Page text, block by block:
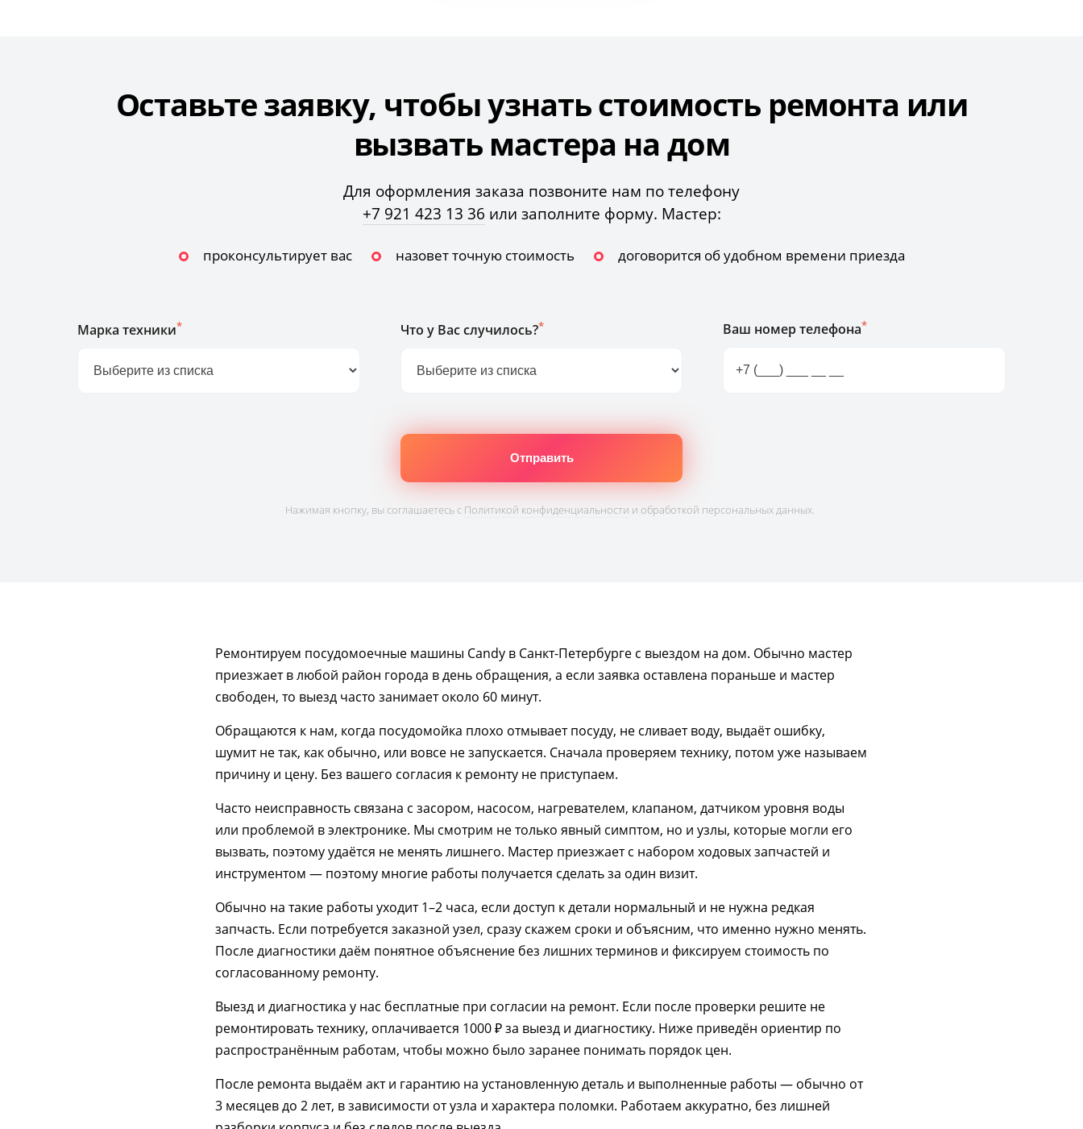
Оставьте заявку, чтобы узнать стоимость ремонта или
вызвать мастера на дом
Для оформления заказа позвоните нам по телефону
+7 921 423 13 36 или заполните форму. Мастер:
проконсультирует вас назовет точную стоимость договорится об удобном времени приезда
Марка техники* Что у Вас случилось?* Ваш номер телефона*
Нажимая кнопку, вы соглашаетесь с Политикой конфиденциальности и обработкой персональных данных.
Ремонтируем посудомоечные машины Candy в Санкт-Петербурге с выездом на дом. Обычно мастер
приезжает в любой район города в день обращения, а если заявка оставлена пораньше и мастер
свободен, то выезд часто занимает около 60 минут.
Обращаются к нам, когда посудомойка плохо отмывает посуду, не сливает воду, выдаёт ошибку,
шумит не так, как обычно, или вовсе не запускается. Сначала проверяем технику, потом уже называем
причину и цену. Без вашего согласия к ремонту не приступаем.
Часто неисправность связана с засором, насосом, нагревателем, клапаном, датчиком уровня воды
или проблемой в электронике. Мы смотрим не только явный симптом, но и узлы, которые могли его
вызвать, поэтому удаётся не менять лишнего. Мастер приезжает с набором ходовых запчастей и
инструментом — поэтому многие работы получается сделать за один визит.
Обычно на такие работы уходит 1–2 часа, если доступ к детали нормальный и не нужна редкая
запчасть. Если потребуется заказной узел, сразу скажем сроки и объясним, что именно нужно менять.
После диагностики даём понятное объяснение без лишних терминов и фиксируем стоимость по
согласованному ремонту.
Выезд и диагностика у нас бесплатные при согласии на ремонт. Если после проверки решите не
ремонтировать технику, оплачивается 1000 ₽ за выезд и диагностику. Ниже приведён ориентир по
распространённым работам, чтобы можно было заранее понимать порядок цен.
После ремонта выдаём акт и гарантию на установленную деталь и выполненные работы — обычно от
3 месяцев до 2 лет, в зависимости от узла и характера поломки. Работаем аккуратно, без лишней